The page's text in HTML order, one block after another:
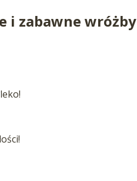
i zabawne wróżby